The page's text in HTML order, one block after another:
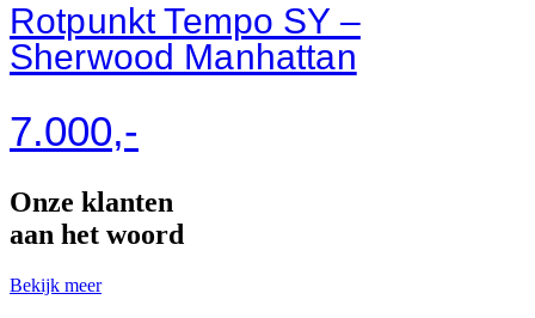
Rotpunkt Tempo SY –
Sherwood Manhattan
7.000,-
Onze klanten
aan het woord
Bekijk meer